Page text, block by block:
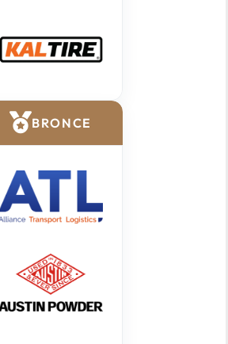
BRONCE